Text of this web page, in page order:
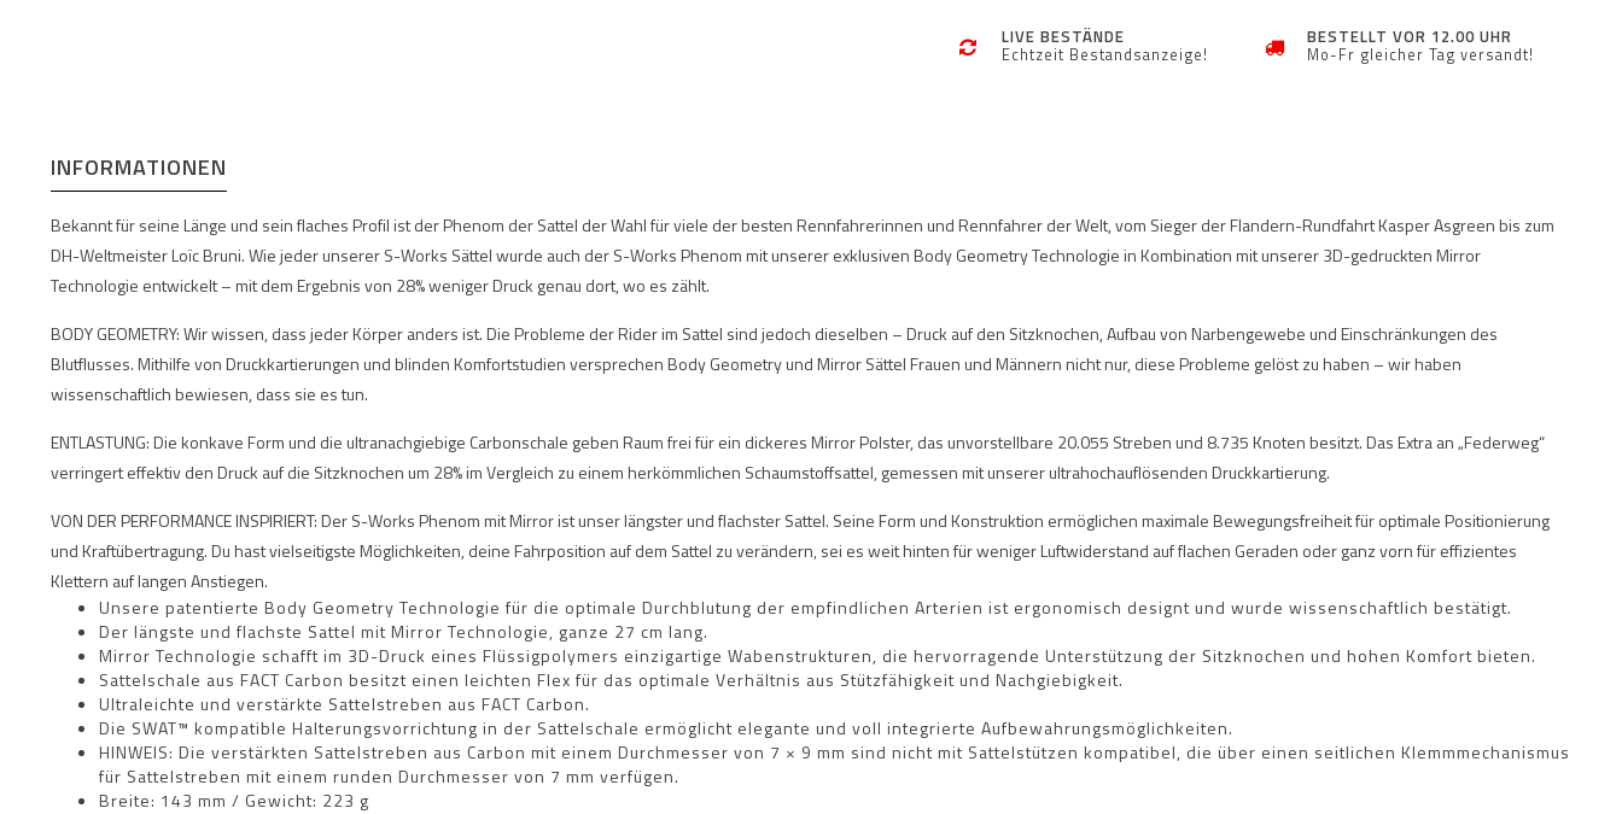
LIVE BESTÄNDE
Echtzeit Bestandsanzeige!
BESTELLT VOR 12.00 UHR
Mo-Fr gleicher Tag versandt!
INFORMATIONEN
Bekannt für seine Länge und sein flaches Profil ist der Phenom der Sattel der Wahl für viele der besten Rennfahrerinnen und Rennfahrer der Welt, vom Sieger der Flandern-Rundfahrt Kasper Asgreen bis zum
DH-Weltmeister Loïc Bruni. Wie jeder unserer S-Works Sättel wurde auch der S-Works Phenom mit unserer exklusiven Body Geometry Technologie in Kombination mit unserer 3D-gedruckten Mirror
Technologie entwickelt – mit dem Ergebnis von 28% weniger Druck genau dort, wo es zählt.
BODY GEOMETRY: Wir wissen, dass jeder Körper anders ist. Die Probleme der Rider im Sattel sind jedoch dieselben – Druck auf den Sitzknochen, Aufbau von Narbengewebe und Einschränkungen des
Blutflusses. Mithilfe von Druckkartierungen und blinden Komfortstudien versprechen Body Geometry und Mirror Sättel Frauen und Männern nicht nur, diese Probleme gelöst zu haben – wir haben
wissenschaftlich bewiesen, dass sie es tun.
ENTLASTUNG: Die konkave Form und die ultranachgiebige Carbonschale geben Raum frei für ein dickeres Mirror Polster, das unvorstellbare 20.055 Streben und 8.735 Knoten besitzt. Das Extra an „Federweg“
verringert effektiv den Druck auf die Sitzknochen um 28% im Vergleich zu einem herkömmlichen Schaumstoffsattel, gemessen mit unserer ultrahochauflösenden Druckkartierung.
VON DER PERFORMANCE INSPIRIERT: Der S-Works Phenom mit Mirror ist unser längster und flachster Sattel. Seine Form und Konstruktion ermöglichen maximale Bewegungsfreiheit für optimale Positionierung
und Kraftübertragung. Du hast vielseitigste Möglichkeiten, deine Fahrposition auf dem Sattel zu verändern, sei es weit hinten für weniger Luftwiderstand auf flachen Geraden oder ganz vorn für effizientes
Klettern auf langen Anstiegen.
Unsere patentierte Body Geometry Technologie für die optimale Durchblutung der empfindlichen Arterien ist ergonomisch designt und wurde wissenschaftlich bestätigt.
Der längste und flachste Sattel mit Mirror Technologie, ganze 27 cm lang.
Mirror Technologie schafft im 3D-Druck eines Flüssigpolymers einzigartige Wabenstrukturen, die hervorragende Unterstützung der Sitzknochen und hohen Komfort bieten.
Sattelschale aus FACT Carbon besitzt einen leichten Flex für das optimale Verhältnis aus Stützfähigkeit und Nachgiebigkeit.
Ultraleichte und verstärkte Sattelstreben aus FACT Carbon.
Die SWAT™ kompatible Halterungsvorrichtung in der Sattelschale ermöglicht elegante und voll integrierte Aufbewahrungsmöglichkeiten.
HINWEIS: Die verstärkten Sattelstreben aus Carbon mit einem Durchmesser von 7 × 9 mm sind nicht mit Sattelstützen kompatibel, die über einen seitlichen Klemmmechanismus
für Sattelstreben mit einem runden Durchmesser von 7 mm verfügen.
Breite: 143 mm / Gewicht: 223 g